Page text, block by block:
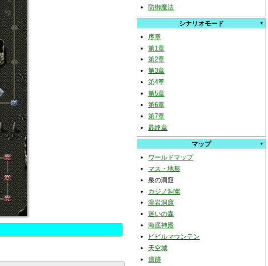
防御魔法
シナリオモード
序章
第1章
第2章
第3章
第4章
第5章
第6章
第7章
最終章
マップ
ワールドマップ
マス・地形
泉の洞窟
カジノ洞窟
溶岩洞窟
迷いの森
海底神殿
ビビルマウンテン
天空城
遺跡